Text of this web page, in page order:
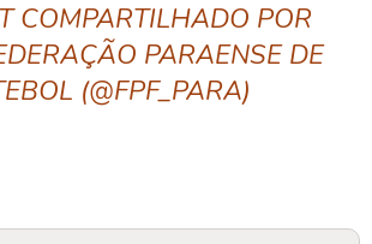
COMPARTILHADO POR
PARAENSE DE
(@FPF_PARA)